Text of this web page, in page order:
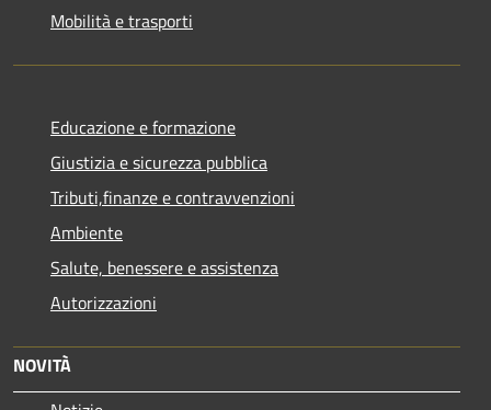
Mobilità e trasporti
Educazione e formazione
Giustizia e sicurezza pubblica
Tributi,finanze e contravvenzioni
Ambiente
Salute, benessere e assistenza
Autorizzazioni
NOVITÀ